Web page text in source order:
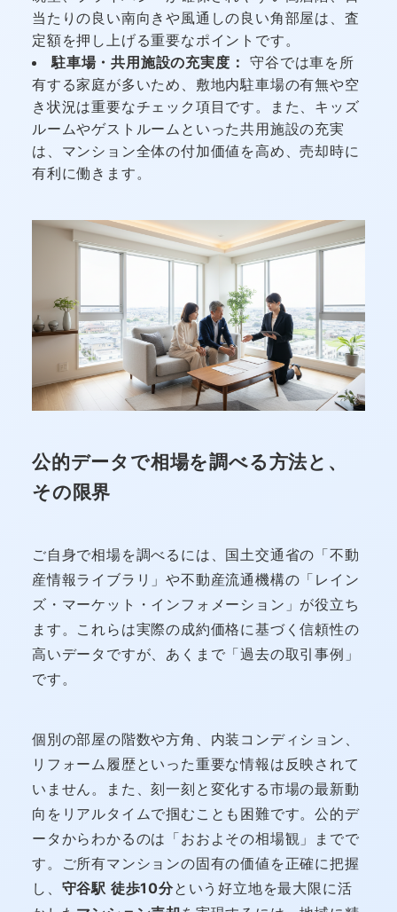
当たりの良い南向きや風通しの良い角部屋は、査
定額を押し上げる重要なポイントです。
駐車場・共用施設の充実度： 守谷では車を所
有する家庭が多いため、敷地内駐車場の有無や空
き状況は重要なチェック項目です。また、キッズ
ルームやゲストルームといった共用施設の充実
は、マンション全体の付加価値を高め、売却時に
有利に働きます。
公的データで相場を調べる方法と、
その限界
ご自身で相場を調べるには、国土交通省の「不動
産情報ライブラリ」や不動産流通機構の「レイン
ズ・マーケット・インフォメーション」が役立ち
ます。これらは実際の成約価格に基づく信頼性の
高いデータですが、あくまで「過去の取引事例」
です。
個別の部屋の階数や方角、内装コンディション、
リフォーム履歴といった重要な情報は反映されて
いません。また、刻一刻と変化する市場の最新動
向をリアルタイムで掴むことも困難です。公的デ
ータからわかるのは「おおよその相場観」までで
す。ご所有マンションの固有の価値を正確に把握
し、 守谷駅 徒歩10分という好立地を最大限に活